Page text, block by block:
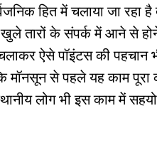
हित में चलाया जा रहा है
तारों के संपर्क में आने से
ऐसे पॉइंटस की पहचान
मॉनसून से पहले यह काम पूरा
लोग भी इस काम में